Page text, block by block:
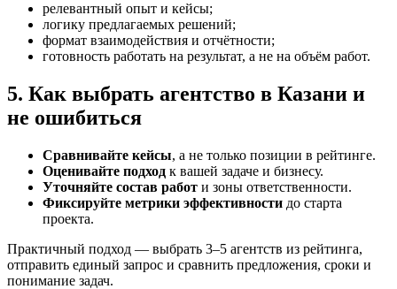
релевантный опыт и кейсы;
логику предлагаемых решений;
формат взаимодействия и отчётности;
готовность работать на результат, а не на объём работ.
5. Как выбрать агентство в Казани и
не ошибиться
Сравнивайте кейсы, а не только позиции в рейтинге.
Оценивайте подход к вашей задаче и бизнесу.
Уточняйте состав работ и зоны ответственности.
Фиксируйте метрики эффективности до старта
проекта.
Практичный подход — выбрать 3–5 агентств из рейтинга,
отправить единый запрос и сравнить предложения, сроки и
понимание задач.